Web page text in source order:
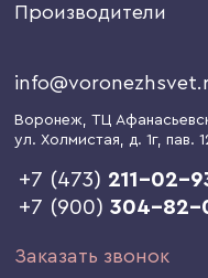
Производители
Воронеж, ТЦ
ул. Холмистая, д. 1г, пав.
+7 (473) 211-02-
+7 (900)304-82-
Заказать звонок